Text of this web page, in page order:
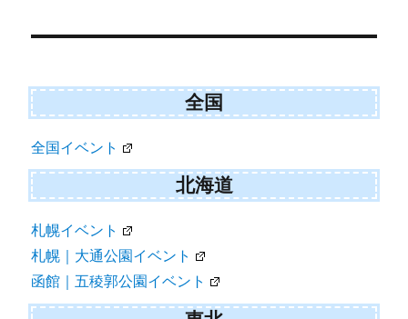
t
r
o
全国
全国イベント
北海道
札幌イベント
札幌｜大通公園イベント
函館｜五稜郭公園イベント